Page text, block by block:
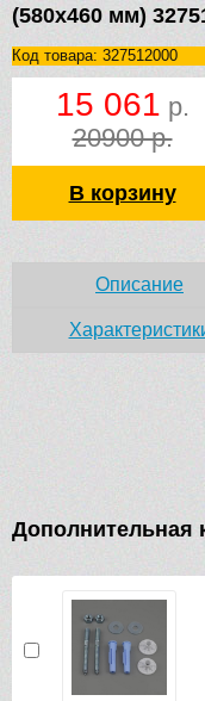
(580х460 мм)
Код товара: 327512000
15 061 р.
20900 р.
В корзину
Описание
Дополнительная